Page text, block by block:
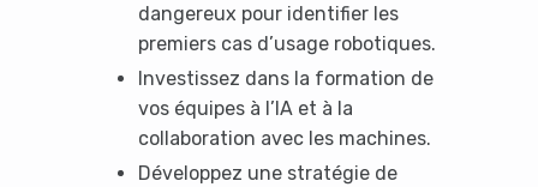
dangereux pour identifier les
premiers cas d’usage robotiques.
Investissez dans la formation de
vos équipes à l’IA et à la
collaboration avec les machines.
Développez une stratégie de